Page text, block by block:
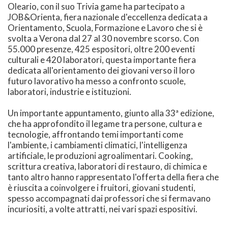
Oleario, con il suo Trivia game ha partecipato a
JOB&Orienta, fiera nazionale d'eccellenza dedicata a
Orientamento, Scuola, Formazione e Lavoro che si è
svolta a Verona dal 27 al 30 novembre scorso. Con
55.000 presenze, 425 espositori, oltre 200 eventi
culturali e 420 laboratori, questa importante fiera
dedicata all'orientamento dei giovani verso il loro
futuro lavorativo ha messo a confronto scuole,
laboratori, industrie e istituzioni.
Un importante appuntamento, giunto alla 33ª edizione,
che ha approfondito il legame tra persone, cultura e
tecnologie, affrontando temi importanti come
l'ambiente, i cambiamenti climatici, l'intelligenza
artificiale, le produzioni agroalimentari. Cooking,
scrittura creativa, laboratori di restauro, di chimica e
tanto altro hanno rappresentato l'offerta della fiera che
è riuscita a coinvolgere i fruitori, giovani studenti,
spesso accompagnati dai professori che si fermavano
incuriositi, a volte attratti, nei vari spazi espositivi.